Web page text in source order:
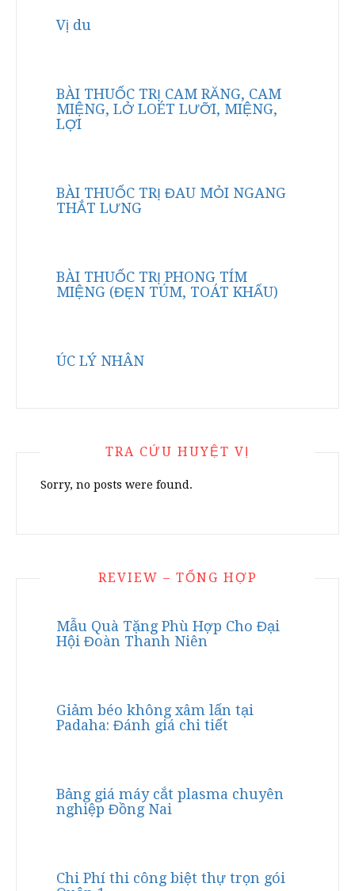
Vị du
BÀI THUỐC TRỊ CAM RĂNG, CAM
MIỆNG, LỞ LOÉT LƯỠI, MIỆNG,
LỢI
BÀI THUỐC TRỊ ĐAU MỎI NGANG
THẮT LƯNG
BÀI THUỐC TRỊ PHONG TÍM
MIỆNG (ĐẸN TÚM, TOÁT KHẨU)
ÚC LÝ NHÂN
TRA CỨU HUYỆT VỊ
Sorry, no posts were found.
REVIEW – TỔNG HỢP
Mẫu Quà Tặng Phù Hợp Cho Đại
Hội Đoàn Thanh Niên
Giảm béo không xâm lấn tại
Padaha: Đánh giá chi tiết
Bảng giá máy cắt plasma chuyên
nghiệp Đồng Nai
Chi Phí thi công biệt thự trọn gói